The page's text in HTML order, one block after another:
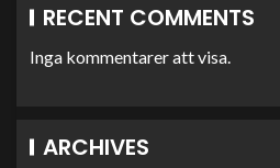
RECENT COMMENTS
Inga kommentarer att visa.
ARCHIVES